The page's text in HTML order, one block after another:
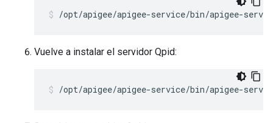
/opt/apigee/apigee-service/bin/apigee-
Vuelve a instalar el servidor Qpid:
/opt/apigee/apigee-service/bin/apigee-